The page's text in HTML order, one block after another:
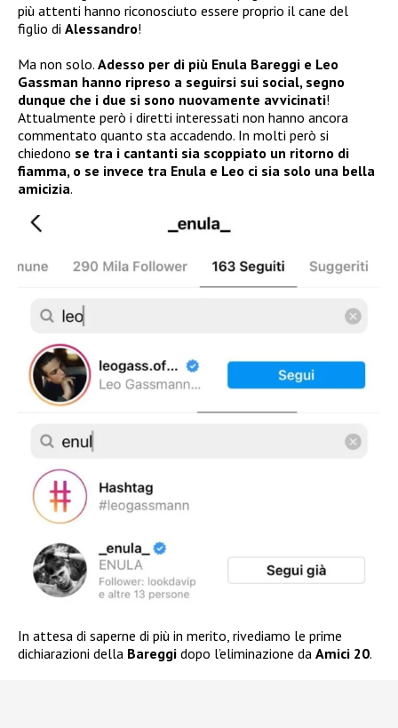
più attenti hanno riconosciuto essere proprio il cane del
figlio di Alessandro!
Ma non solo. Adesso per di più Enula Bareggi e Leo
Gassman hanno ripreso a seguirsi sui social, segno
dunque che i due si sono nuovamente avvicinati!
Attualmente però i diretti interessati non hanno ancora
commentato quanto sta accadendo. In molti però si
chiedono se tra i cantanti sia scoppiato un ritorno di
fiamma, o se invece tra Enula e Leo ci sia solo una bella
amicizia.
In attesa di saperne di più in merito, rivediamo le prime
dichiarazioni della Bareggi dopo l’eliminazione da Amici 20.